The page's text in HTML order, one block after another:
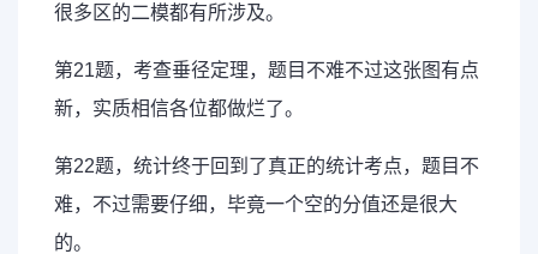
很多区的二模都有所涉及。
第21题，考查垂径定理，题目不难不过这张图有点
新，实质相信各位都做烂了。
第22题，统计终于回到了真正的统计考点，题目不
难，不过需要仔细，毕竟一个空的分值还是很大
的。